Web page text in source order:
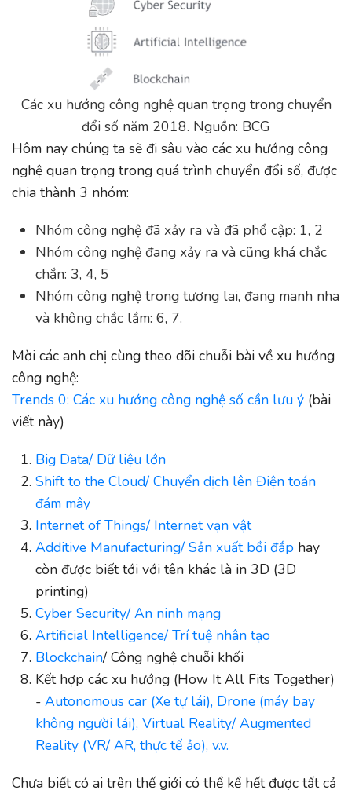
Các xu hướng công nghệ quan trọng trong chuyển
đổi số năm 2018. Nguồn: BCG
Hôm nay chúng ta sẽ đi sâu vào các xu hướng công
nghệ quan trọng trong quá trình chuyển đổi số, được
chia thành 3 nhóm:
Nhóm công nghệ đã xảy ra và đã phổ cập: 1, 2
Nhóm công nghệ đang xảy ra và cũng khá chắc
chắn: 3, 4, 5
Nhóm công nghệ trong tương lai, đang manh nha
và không chắc lắm: 6, 7.
Mời các anh chị cùng theo dõi chuỗi bài về xu hướng
công nghệ:
Trends 0: Các xu hướng công nghệ số cần lưu ý (bài
viết này)
Big Data/ Dữ liệu lớn
Shift to the Cloud/ Chuyển dịch lên Điện toán
đám mây
Internet of Things/ Internet vạn vật
Additive Manufacturing/ Sản xuất bồi đắp hay
còn được biết tới với tên khác là in 3D (3D
printing)
Cyber Security/ An ninh mạng
Artificial Intelligence/ Trí tuệ nhân tạo
Blockchain/ Công nghệ chuỗi khối
Kết hợp các xu hướng (How It All Fits Together)
- Autonomous car (Xe tự lái), Drone (máy bay
không người lái), Virtual Reality/ Augmented
Reality (VR/ AR, thực tế ảo), v.v.
Chưa biết có ai trên thế giới có thể kể hết được tất cả